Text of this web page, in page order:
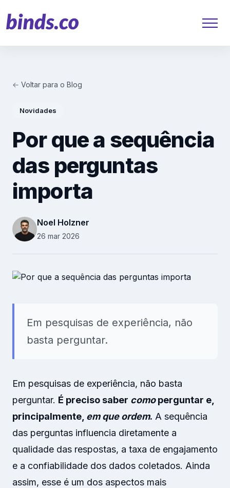
Financeiro
Varejo
Saúde
Recursos Humanos
Pesquisas
Conteúdos
← Voltar para o Blog
Novidades
Por que a sequência
das perguntas
importa
Noel Holzner
26 mar 2026
Em pesquisas de experiência, não
basta perguntar.
Em pesquisas de experiência, não basta
perguntar. É preciso saber comoperguntar e,
principalmente, em que ordem. A sequência
das perguntas influencia diretamente a
qualidade das respostas, a taxa de engajamento
e a confiabilidade dos dados coletados. Ainda
assim, esse é um dos aspectos mais